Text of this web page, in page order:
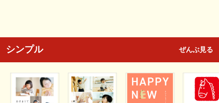
シンプル ぜんぶ見る